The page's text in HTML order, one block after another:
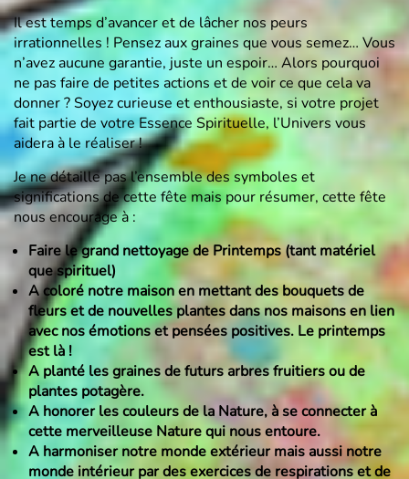
Il est temps d’avancer et de lâcher nos peurs
irrationnelles ! Pensez aux graines que vous semez… Vous
n’avez aucune garantie, juste un espoir… Alors pourquoi
ne pas faire de petites actions et de voir ce que cela va
donner ? Soyez curieuse et enthousiaste, si votre projet
fait partie de votre Essence Spirituelle, l’Univers vous
aidera à le réaliser !
Je ne détaille pas l’ensemble des symboles et
significations de cette fête mais pour résumer, cette fête
nous encourage à :
Faire le grand nettoyage de Printemps (tant matériel
que spirituel)
A coloré notre maison en mettant des bouquets de
fleurs et de nouvelles plantes dans nos maisons en lien
avec nos émotions et pensées positives. Le printemps
est là !
A planté les graines de futurs arbres fruitiers ou de
plantes potagère.
A honorer les couleurs de la Nature, à se connecter à
cette merveilleuse Nature qui nous entoure.
A harmoniser notre monde extérieur mais aussi notre
monde intérieur par des exercices de respirations et de